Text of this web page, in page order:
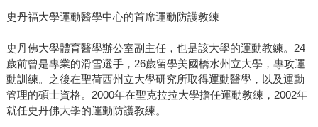
史丹福大學運動醫學中心的首席運動防護教練
史丹佛大學體育醫學辦公室副主任，也是該大學的運動教練。24
歲前曾是專業的滑雪選手，26歲留學美國橋水州立大學，專攻運
動訓練。之後在聖荷西州立大學研究所取得運動醫學，以及運動
管理的碩士資格。2000年在聖克拉拉大學擔任運動教練，2002年
就任史丹佛大學的運動防護教練。